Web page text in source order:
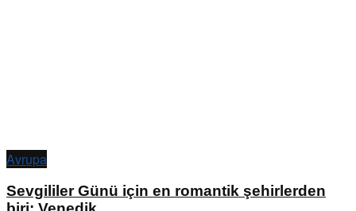
Avrupa
Sevgililer Günü için en romantik şehirlerden